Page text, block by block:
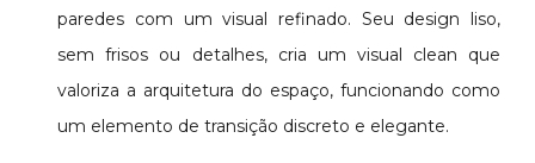
paredes com um visual refinado. Seu design liso,
sem frisos ou detalhes, cria um visual clean que
valoriza a arquitetura do espaço, funcionando como
um elemento de transição discreto e elegante.